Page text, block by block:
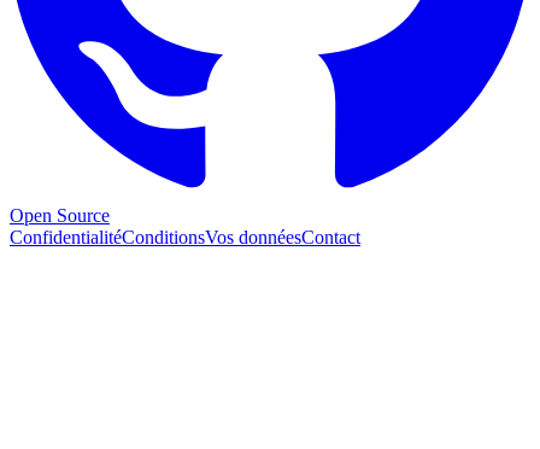
Open Source
ConfidentialitéConditionsVos donnéesContact